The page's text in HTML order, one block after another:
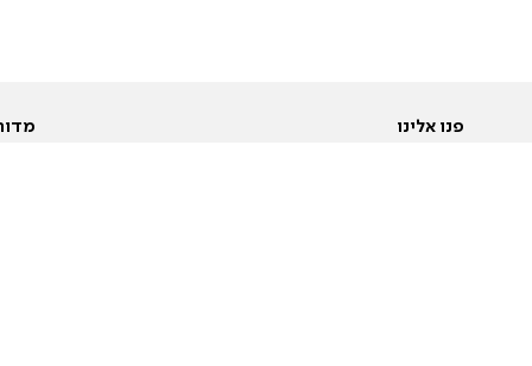
פנו אלינו